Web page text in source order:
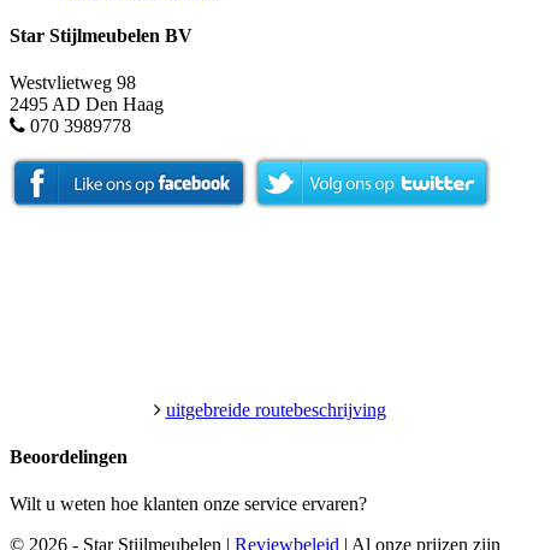
Star Stijlmeubelen BV
Westvlietweg 98
2495 AD Den Haag
070 3989778
uitgebreide routebeschrijving
Beoordelingen
Wilt u weten hoe klanten onze service ervaren?
© 2026 - Star Stijlmeubelen | Reviewbeleid | Al onze prijzen zijn